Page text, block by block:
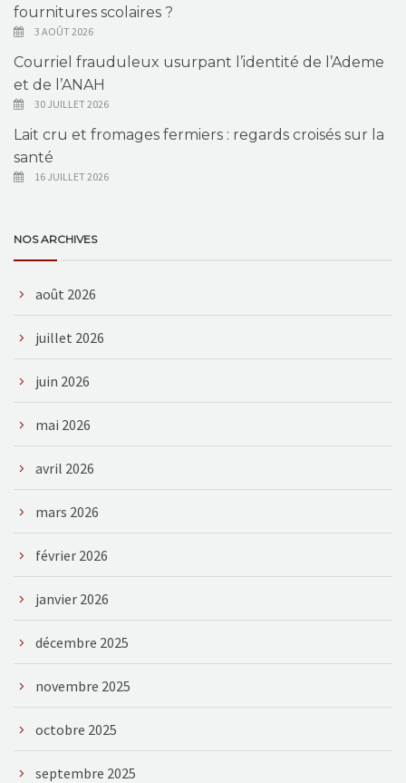
fournitures scolaires ?
3 AOÛT 2026
Courriel frauduleux usurpant l’identité de l’Ademe
et de l’ANAH
30 JUILLET 2026
Lait cru et fromages fermiers : regards croisés sur la
santé
16 JUILLET 2026
NOS ARCHIVES
août 2026
juillet 2026
juin 2026
mai 2026
avril 2026
mars 2026
février 2026
janvier 2026
décembre 2025
novembre 2025
octobre 2025
septembre 2025